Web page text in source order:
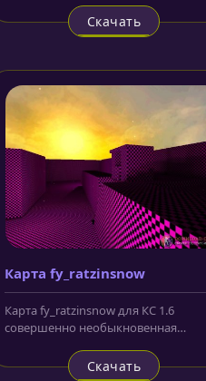
Скачать
Карта fy_ratzinsnow
Карта fy_ratzinsnow для КС 1.6
совершенно необыкновенная
Скачать